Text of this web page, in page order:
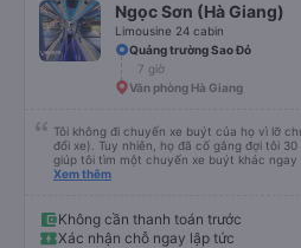
Ngọc Sơn (Hà Giang)
Limousine 24 cabin
Quảng trường Sao Đỏ
7 giờ
Văn phòng Hà Giang
Tôi không đi chuyến xe buýt của họ vì lỡ
đổi xe). Tuy nhiên, họ đã cố gắng đợi tôi
giúp tôi tìm một chuyến xe buýt khác
và chỉ cho tôi tuyến xe. Rất chuyên nghiệp.
Xem thêm
Không cần thanh toán trước
Xác nhận chỗ ngay lập tức